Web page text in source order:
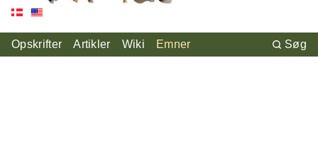
Opskrifter Artikler Wiki Emner Søg